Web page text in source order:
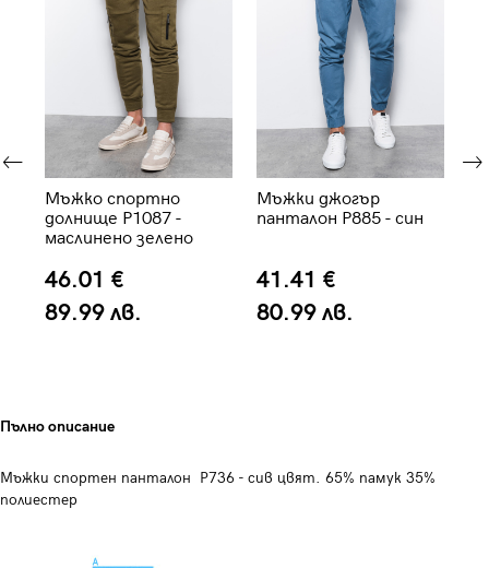
Мъжко спортно
долнище P1087 -
маслинено зелено
46.01 €
89.99 лв.
Мъжки джогър
панталон P885 - син
41.41 €
80.99 лв.
Пълно описание
Мъжки спортен панталон P736 - сив цвят. 65% памук 35%
полиестер